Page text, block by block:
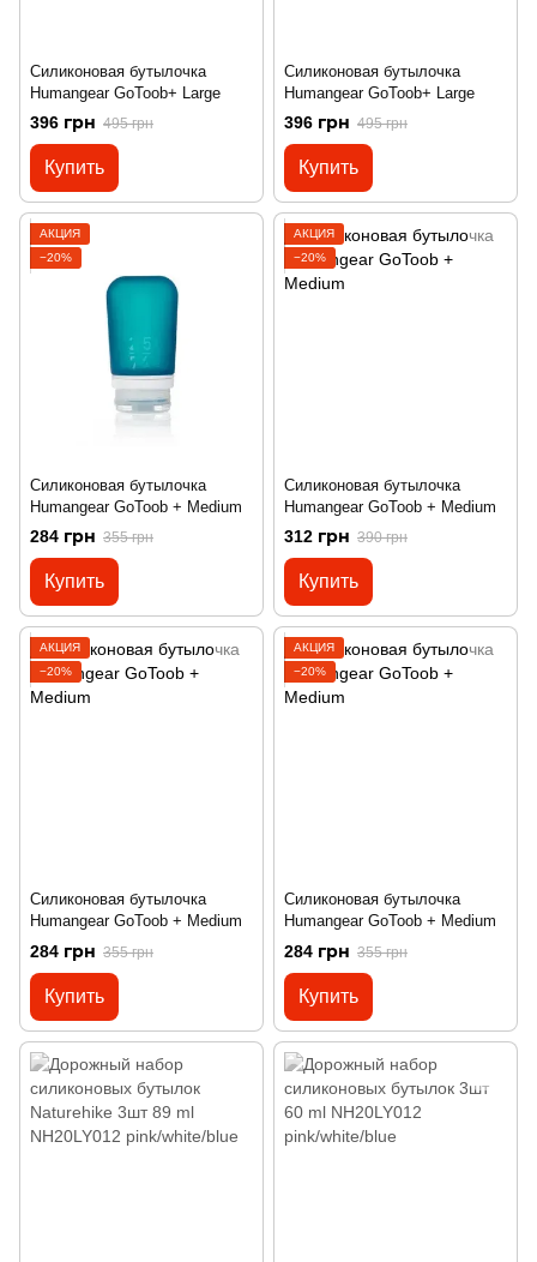
Силиконовая бутылочка
Humangear GoToob+ Large
396 грн 495 грн
Купить
Силиконовая бутылочка
Humangear GoToob+ Large
396 грн 495 грн
Купить
АКЦИЯ
−20%
Силиконовая бутылочка
Humangear GoToob + Medium
284 грн 355 грн
Купить
АКЦИЯ
−20%
Силиконовая бутылочка
Humangear GoToob + Medium
312 грн 390 грн
Купить
АКЦИЯ
−20%
Силиконовая бутылочка
Humangear GoToob + Medium
284 грн 355 грн
Купить
АКЦИЯ
−20%
Силиконовая бутылочка
Humangear GoToob + Medium
284 грн 355 грн
Купить